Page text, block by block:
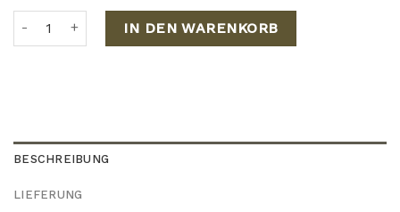
IN DEN WARENKORB
BESCHREIBUNG
LIEFERUNG